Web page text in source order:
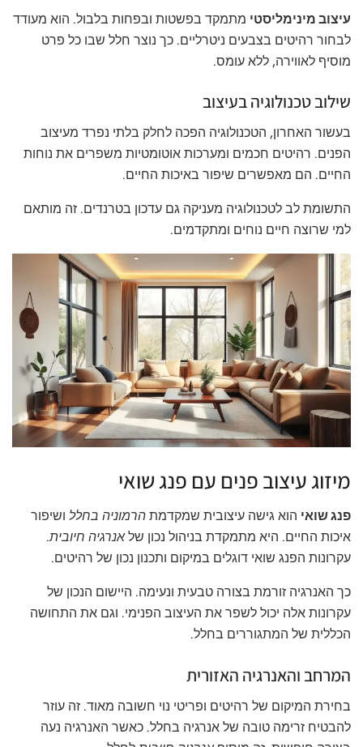
עיצוב מינימליסטי מתמקד בפשטות ובפחות בלבול. הוא מעודד
לבחור רהיטים בצבעים ניטרליים. כך נוצר חלל שבו כל פרט
מוסיף לאווירה, ללא עומס.
שילוב טכנולוגיה בעיצוב
בעשור האחרון, הטכנולוגיה הפכה לחלק בלתי נפרד מעיצוב
הפנים. רהיטים חכמים ומערכות אוטומטיות משפרים את נוחות
החיים. הם מאפשרים שיפור באיכות החיים.
התשומת לב לטכנולוגיה מעניקה גם עדכון בטרנדים. זה מותאם
למי שרוצה חיים נוחים ומתקדמים.
מיזוג עיצוב פנים עם פנג שואי
פנג שואי הוא גישה עיצובית שמקדמתהרמוניה בחלל ושיפור
איכות החיים. היא מתמקדת בניהול נכון שלאנרגיה חיובית.
עקרונות הפנג שואי דוגלים במיקום ותכנון נכון של רהיטים.
כך האנרגיה זורמת בצורה טבעית ונעימה. היישום הנכון של
עקרונות אלה יכול לשפר את העיצוב הפנימי. וגם את התחושה
הכללית של המתגוררים בחלל.
המרחב והאנרגיה האזורית
בחירת המיקום של רהיטים ופריטי נוי חשובה מאוד. זה עוזר
להבטיח זרימה טובה של אנרגיה בחלל. כאשר האנרגיה נעה